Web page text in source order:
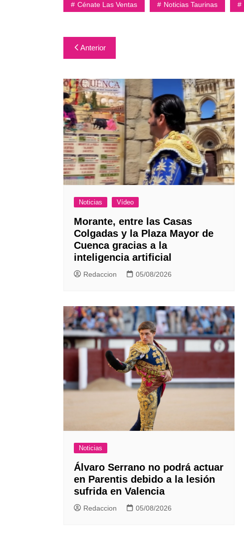
Cénate Las Ventas Noticias Taurinas
Navegación
de
entradas
Anterior
Noticias Vídeo
Morante, entre las Casas
Colgadas y la Plaza Mayor de
Cuenca gracias a la
inteligencia artificial
Redaccion 05/08/2026
Noticias
Álvaro Serrano no podrá actuar
en Parentis debido a la lesión
sufrida en Valencia
Redaccion 05/08/2026